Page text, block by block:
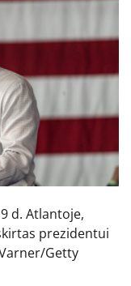
d. Atlantoje,
prezidentui
Getty